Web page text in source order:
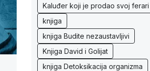
Kaluđer koji je prodao svoj ferari
knjiga
knjiga Budite nezaustavljivi
Knjiga David i Golijat
knjiga Detoksikacija organizma